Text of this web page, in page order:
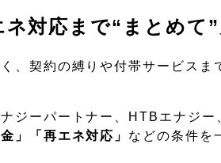
対応まで“まとめて
、契約の縛りや付帯サービスま
ジーパートナー、HTBエナジー
」「再エネ対応」 などの条件を